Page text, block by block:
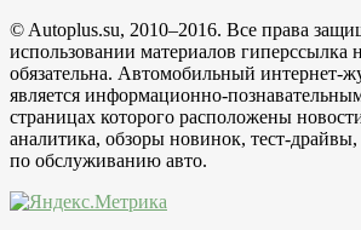
© Autoplus.su, 2010–2016. Все права
использовании материалов гиперссылка
обязательна. Автомобильный интернет-
является информационно-
страницах которого расположены
аналитика, обзоры новинок, тест-
по обслуживанию авто.